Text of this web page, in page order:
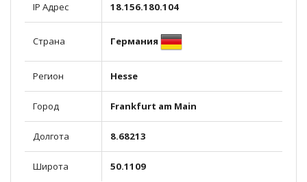
IP Адрес 18.156.180.104
Страна Германия
Регион Hesse
Город Frankfurt am Main
Долгота 8.68213
Широта 50.1109